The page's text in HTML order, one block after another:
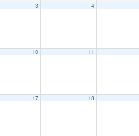
3 4
10 11
17 18